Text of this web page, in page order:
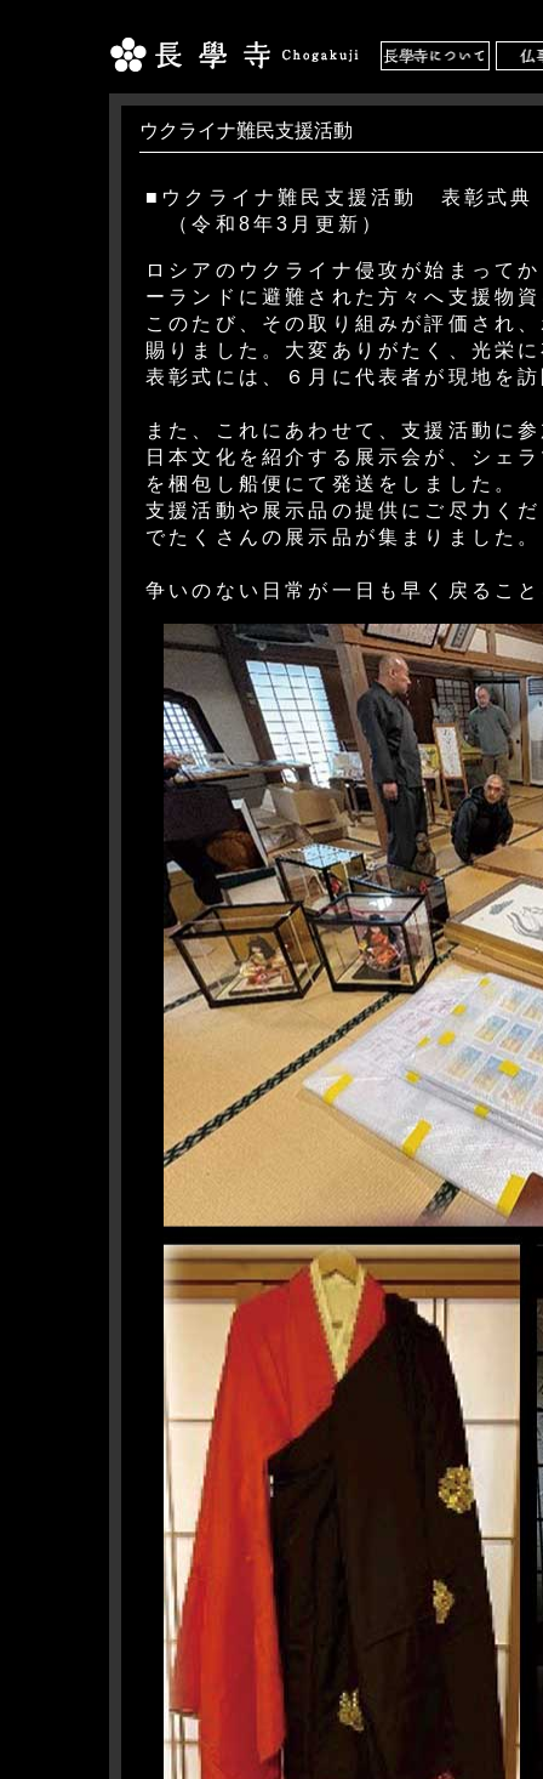
ウクライナ難民支援活動
■ウクライナ難民支援活動 表彰式典
（令和8年3月更新）
ロシアのウクライナ侵攻が始まって
ーランドに避難された方々へ支援物
このたび、その取り組みが評価され
賜りました。大変ありがたく、光栄
表彰式には、６月に代表者が現地を
また、これにあわせて、支援活動に
日本文化を紹介する展示会が、シェ
を梱包し船便にて発送をしました。
支援活動や展示品の提供にご尽力く
でたくさんの展示品が集まりました。
争いのない日常が一日も早く戻るこ